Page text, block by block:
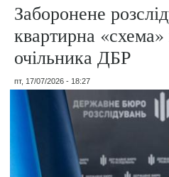
Заборонене
квартирна «схема»
очільника ДБР
пт, 17/07/2026 - 18:27